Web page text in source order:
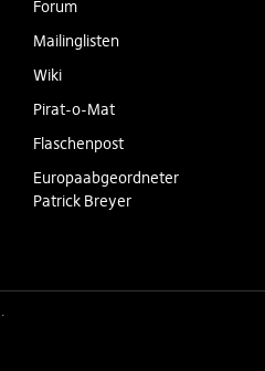
Forum
Mailinglisten
Wiki
Pirat-o-Mat
Flaschenpost
Europaabgeordneter
Patrick Breyer